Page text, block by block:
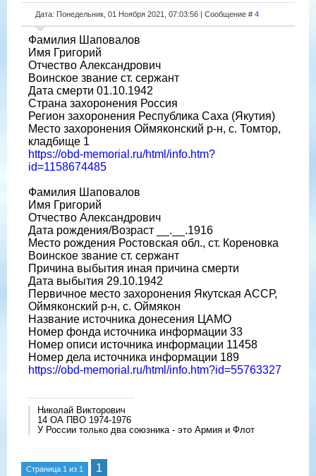
Дата: Понедельник, 01 Ноября 2021, 07:03:56 | Сообщение # 4
Фамилия Шаповалов
Имя Григорий
Отчество Александрович
Воинское звание ст. сержант
Дата смерти 01.10.1942
Страна захоронения Россия
Регион захоронения Республика Саха (Якутия)
Место захоронения Оймяконский р-н, с. Томтор,
кладбище 1
https://obd-memorial.ru/html/info.htm?
id=1158674485
Фамилия Шаповалов
Имя Григорий
Отчество Александрович
Дата рождения/Возраст __.__.1916
Место рождения Ростовская обл., ст. Кореновка
Воинское звание ст. сержант
Причина выбытия иная причина смерти
Дата выбытия 29.10.1942
Первичное место захоронения Якутская АССР,
Оймяконский р-н, с. Оймякон
Название источника донесения ЦАМО
Номер фонда источника информации 33
Номер описи источника информации 11458
Номер дела источника информации 189
https://obd-memorial.ru/html/info.htm?id=55763327
Николай Викторович
14 ОА ПВО 1974-1976
У России только два союзника - это Армия и Флот
Страница 1 из 1 1